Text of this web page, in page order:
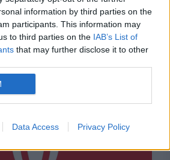
information by third parties on the
participants. This information may
to third parties on the IAB’s List of
that may further disclose it to other
Data Access Privacy Policy
SPORT
2. Remiză spectaculoasă,